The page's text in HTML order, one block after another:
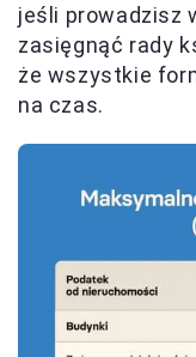
jeśli prowadzisz
zasięgnąć rady
że wszystkie
na czas.